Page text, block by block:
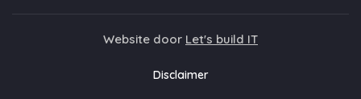
Website door Let's build IT
Disclaimer